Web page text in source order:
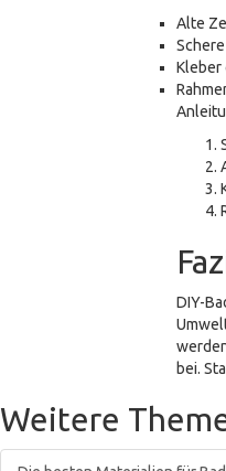
Alte
Schere
Kleber
DIY-
bei.
Weitere